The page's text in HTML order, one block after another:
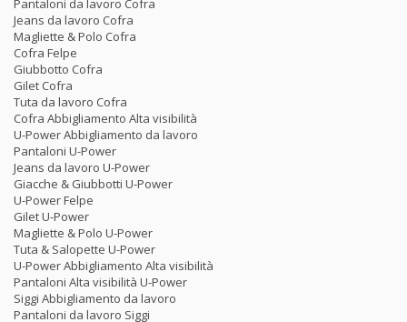
Pantaloni da lavoro Cofra
Jeans da lavoro Cofra
Magliette & Polo Cofra
Cofra Felpe
Giubbotto Cofra
Gilet Cofra
Tuta da lavoro Cofra
Cofra Abbigliamento Alta visibilità
U-Power Abbigliamento da lavoro
Pantaloni U-Power
Jeans da lavoro U-Power
Giacche & Giubbotti U-Power
U-Power Felpe
Gilet U-Power
Magliette & Polo U-Power
Tuta & Salopette U-Power
U-Power Abbigliamento Alta visibilità
Pantaloni Alta visibilità U-Power
Siggi Abbigliamento da lavoro
Pantaloni da lavoro Siggi